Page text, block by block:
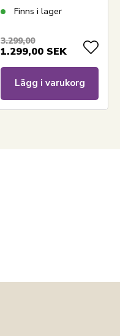
140x200 cm - Zen
Finns i lager
3.299,00
1.299,00 SEK
Lägg i varukorg